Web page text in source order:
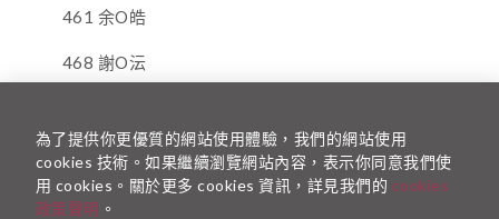
461 余O皓
468 謝O沄
471 蔡O柔
475 姚O心
為了提供你更優質的網站使用體驗，我們的網站使用
cookies 技術。如果繼續瀏覽網站內容，表示你同意我們使
用 cookies。關於更多 cookies 資訊，詳見我們的 cookies
政策聲明 。